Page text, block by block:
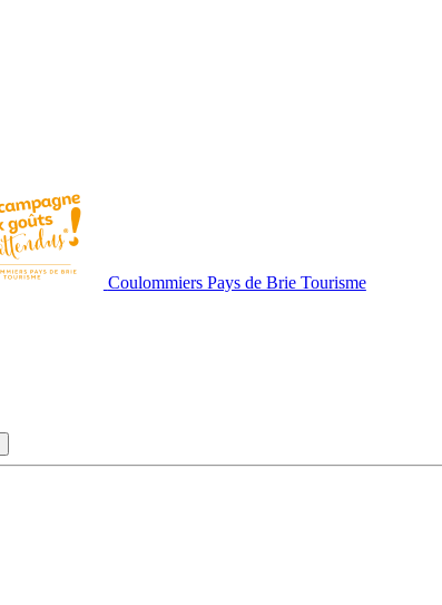
Coulommiers Pays de Brie Tourisme